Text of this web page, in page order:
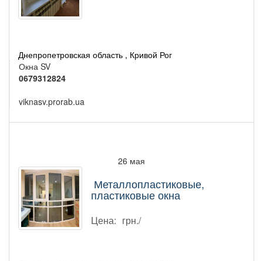
Днепропетровская область , Кривой Рог
Окна SV
0679312824
viknasv.prorab.ua
26 мая
Металлопластиковые,
пластиковые окна
Цена: грн./